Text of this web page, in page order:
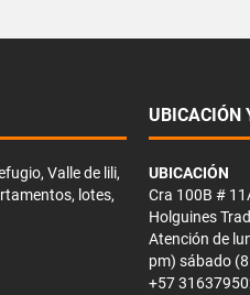
Valle de lili,
lotes,
UBICACIÓN
UBICACIÓN
Cra 100B #
Holguines
Atención de
pm) sábado
+57